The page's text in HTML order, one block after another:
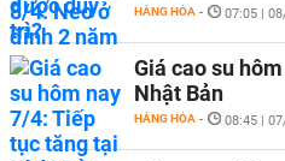
HÀNG HÓA - 07:05 |
Giá cao su
Nhật Bản
HÀNG HÓA - 08:45 |